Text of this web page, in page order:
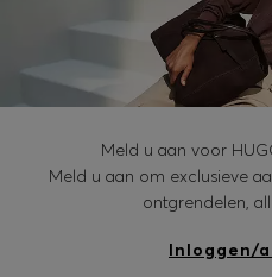
Meld u aan voor
Meld u aan om exclusieve
ontgrendelen,
Inloggen/